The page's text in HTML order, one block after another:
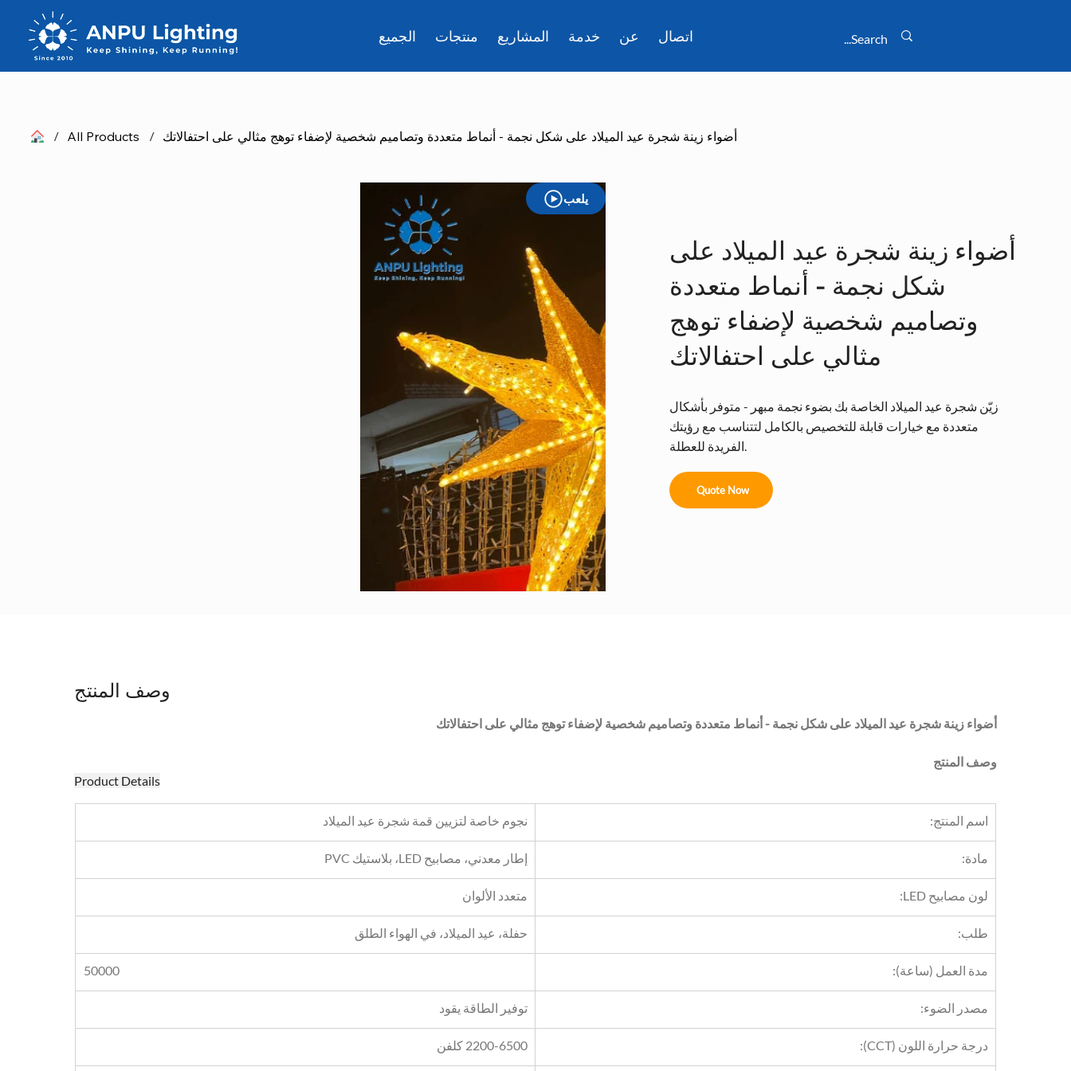
الجميع منتجات المشاريع خدمة عن اتصال
/ All Products / أضواء زينة شجرة عيد الميلاد على شكل نجمة - أنماط متعددة وتصاميم شخصية لإضفاء توهج مثالي على احتفالاتك
يلعب
أضواء زينة شجرة عيد الميلاد على
شكل نجمة - أنماط متعددة
وتصاميم شخصية لإضفاء توهج
مثالي على احتفالاتك
زيّن شجرة عيد الميلاد الخاصة بك بضوء نجمة مبهر - متوفر بأشكال
متعددة مع خيارات قابلة للتخصيص بالكامل لتتناسب مع رؤيتك
الفريدة للعطلة.
Quote Now
وصف المنتج
أضواء زينة شجرة عيد الميلاد على شكل نجمة - أنماط متعددة وتصاميم شخصية لإضفاء توهج مثالي على احتفالاتك
وصف المنتج
Product Details
اسم المنتج: نجوم خاصة لتزيين قمة شجرة عيد الميلاد
مادة: إطار معدني، مصابيح LED، بلاستيك PVC
لون مصابيح LED: متعدد الألوان
طلب: حفلة، عيد الميلاد، في الهواء الطلق
مدة العمل (ساعة): 50000
مصدر الضوء: توفير الطاقة يقود
درجة حرارة اللون (CCT): 2200-6500 كلفن